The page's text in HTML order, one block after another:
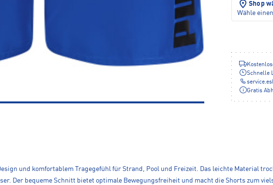
Shop
Wähle
Schnelle
Gratis
und komfortablem Tragegefühl für Strand, Pool und Freizeit. Das leichte Material
Der bequeme Schnitt bietet optimale Bewegungsfreiheit und macht die Shorts zum